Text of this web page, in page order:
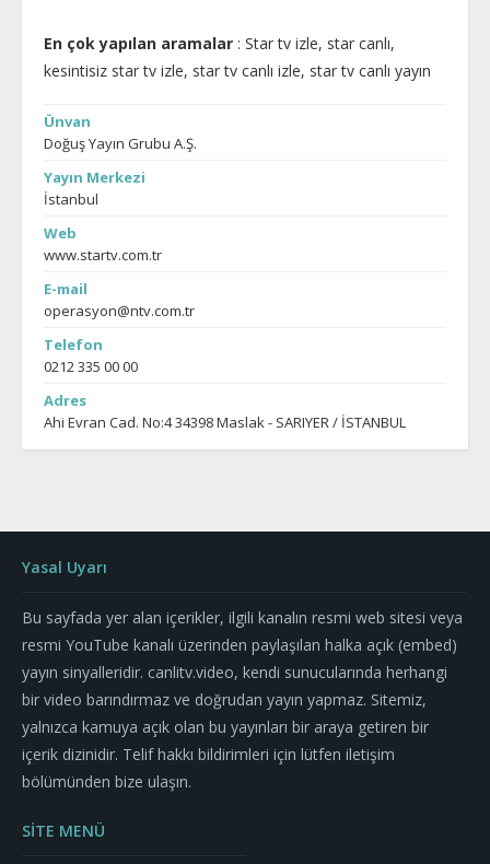
En çok yapılan aramalar : Star tv izle, star canlı,
kesintisiz star tv izle, star tv canlı izle, star tv canlı yayın
Ünvan
Doğuş Yayın Grubu A.Ş.
Yayın Merkezi
İstanbul
Web
www.startv.com.tr
E-mail
operasyon@ntv.com.tr
Telefon
0212 335 00 00
Adres
Ahi Evran Cad. No:4 34398 Maslak - SARIYER / İSTANBUL
Yasal Uyarı
Bu sayfada yer alan içerikler, ilgili kanalın resmi web sitesi veya
resmi YouTube kanalı üzerinden paylaşılan halka açık (embed)
yayın sinyalleridir. canlitv.video, kendi sunucularında herhangi
bir video barındırmaz ve doğrudan yayın yapmaz. Sitemiz,
yalnızca kamuya açık olan bu yayınları bir araya getiren bir
içerik dizinidir. Telif hakkı bildirimleri için lütfen iletişim
bölümünden bize ulaşın.
SİTE MENÜ